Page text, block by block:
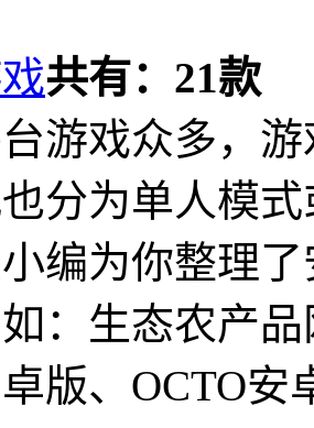
共有： 21款
游戏众多，
分为单人模
编为你整理
：生态农产
版、OCTO安